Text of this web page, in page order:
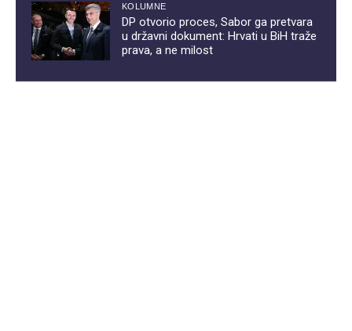
KOLUMNE
DP otvorio proces, Sabor ga pretvara
u državni dokument: Hrvati u BiH traže
prava, a ne milost